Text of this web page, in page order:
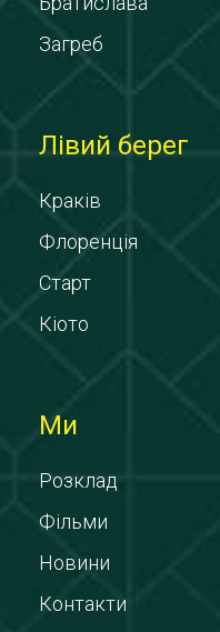
Загреб
Лівий берег
Краків
Флоренція
Старт
Кіото
Ми
Розклад
Фільми
Новини
Контакти